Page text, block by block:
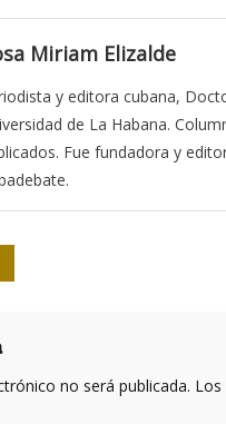
Miriam Elizalde
y editora cubana,
de La Habana.
Fue fundadora y
no será publicada.